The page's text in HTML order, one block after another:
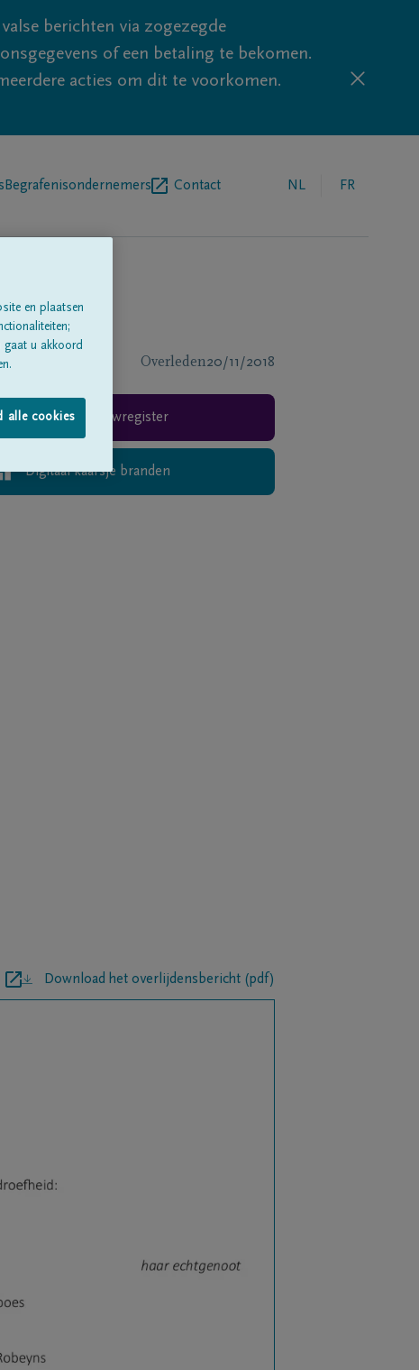
berichten via zogezegde
of een betaling te bekomen.
acties om dit te voorkomen.
Begrafenisondernemers Contact NL FR
Overleden20/11/2018
Rouwregister
Digitaal kaarsje branden
Download het overlijdensbericht (pdf)
en plaatsen
gaat u akkoord
alle cookies